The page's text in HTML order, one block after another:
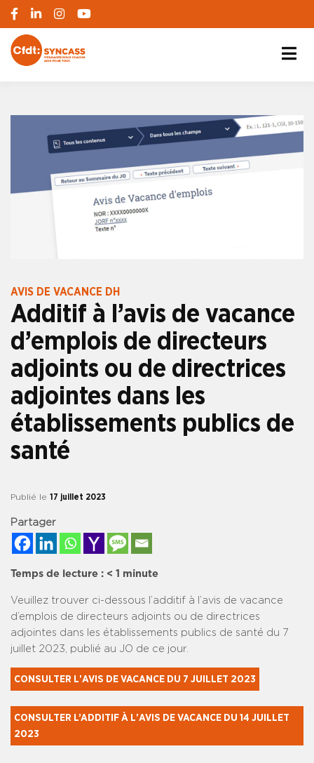
AVIS DE VACANCE DH
Additif à l’avis de vacance
d’emplois de directeurs
adjoints ou de directrices
adjointes dans les
établissements publics de
santé
Publié le 17 juillet 2023
Partager
Temps de lecture : < 1 minute
Veuillez trouver ci-dessous l’additif à l’avis de vacance
d’emplois de directeurs adjoints ou de directrices
adjointes dans les établissements publics de santé du 7
juillet 2023, publié au JO de ce jour.
CONSULTER L'AVIS DE VACANCE DU 7 JUILLET 2023
CONSULTER L’ADDITIF À L'AVIS DE VACANCE DU 14 JUILLET
2023